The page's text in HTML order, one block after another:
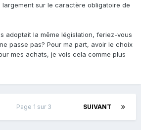
sur le caractère obligatoire de
adoptait la même législation, feriez-vous
passe pas? Pour ma part, avoir le choix
mes achats, je vois cela comme plus
SUIVANT
Page 1 sur 3